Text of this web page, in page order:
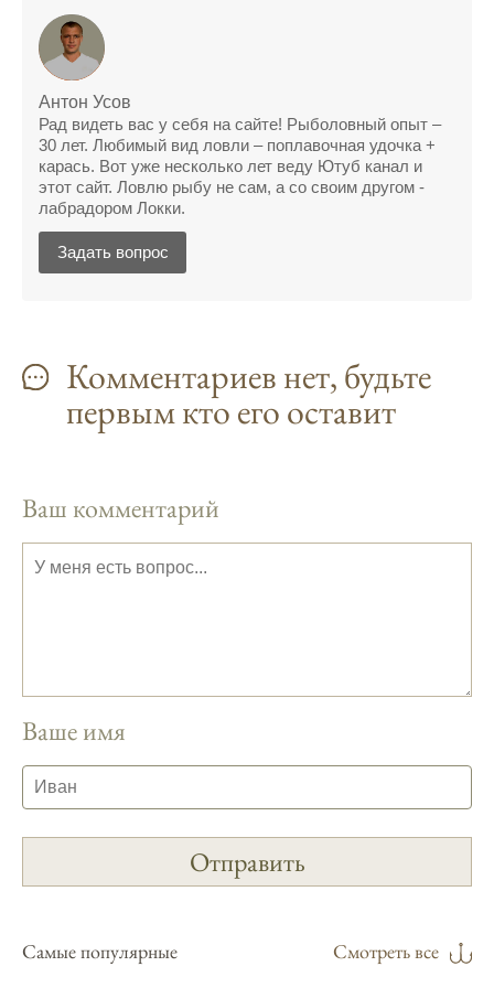
Поймал всего одну рыбу, несмотря на
"удачный" прогноз клева, разочарован
Сегодняшний прогноз клева позволил мне
успешно поймать крупную щуку.
Прогноз клева на рыбалку на следующую
неделю обещает хорошие результаты.
Благодаря лунному календарю и прогнозу
ближайшие дни.
Прогноз клева на год вперед помогает мне
полезной информации о факторах,
Сегодняшний прогноз клева совпал с
предоставляет подробные сведения о
рыбы.
условия и фазы луны, что делает его
надежным.
Я регулярно проверяю прогноз клева на
Антон Усов
Рад видеть вас у себя на сайте! Рыболовный опыт –
30 лет. Любимый вид ловли – поплавочная удочка +
карась. Вот уже несколько лет веду Ютуб канал и
этот сайт. Ловлю рыбу не сам, а со своим другом -
лабрадором Локки.
Задать вопрос
Комментариев нет, будьте
первым кто его оставит
Ваш комментарий
Ваше имя
Самые популярные Смотреть все